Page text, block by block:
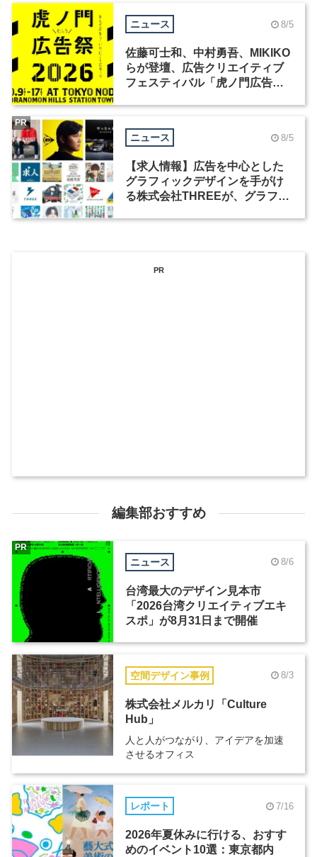
ニュース 8/5
佐藤可士和、中村勇吾、MIKIKO
らが登壇、広告クリエイティブ
フェスティバル「虎ノ門広告
ニュース 8/5
【求人情報】広告を中心とした
グラフィックデザインを手がけ
る株式会社THREEが、グラフィ
PR
PR
編集部おすすめ
ニュース 8/6
台湾最大のデザイン見本市
「2026台湾クリエイティブエキ
スポ」が8月31日まで開催
PR
空間デザイン事例 8/3
株式会社メルカリ「Culture
Hub」
人と人がつながり、アイデアを加速
させるオフィス
レポート 7/16
2026年夏休みに行ける、おすす
めのイベント10選：東京都内